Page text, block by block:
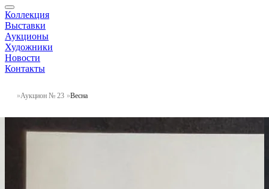
Коллекция
Выставки
Аукционы
Художники
Новости
Контакты
Аукцион № 23 Весна